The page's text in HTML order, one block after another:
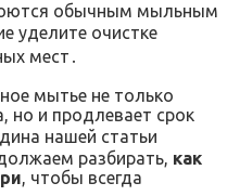
обычным мыльным
уделите очистке
мест․
мытье не только
но и продлевает срок
нашей статьи
разбирать, как
, чтобы всегда